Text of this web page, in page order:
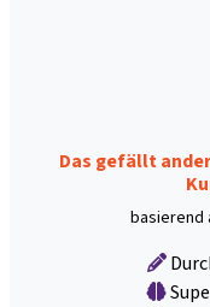
Das gefällt
basierend